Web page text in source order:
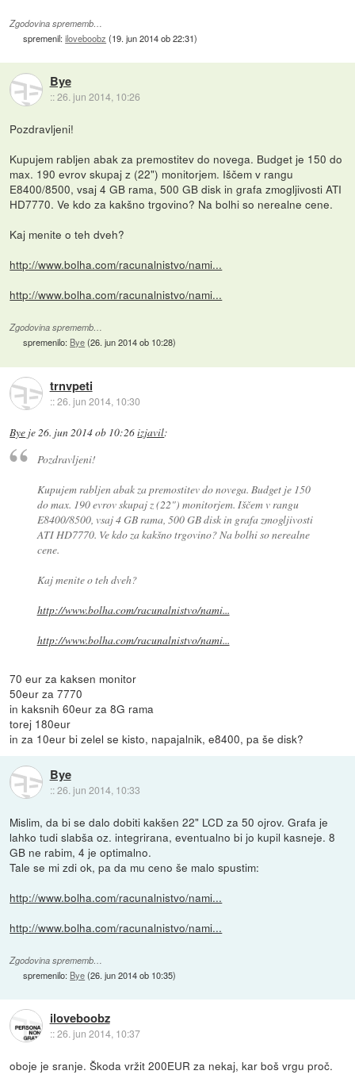
Zgodovina sprememb…
spremenil:iloveboobz (19. jun 2014 ob 22:31)
Bye
::26. jun 2014, 10:26
Pozdravljeni!
Kupujem rabljen abak za premostitev do novega. Budget je 150 do
max. 190 evrov skupaj z (22") monitorjem. Iščem v rangu
E8400/8500, vsaj 4 GB rama, 500 GB disk in grafa zmogljivosti ATI
HD7770. Ve kdo za kakšno trgovino? Na bolhi so nerealne cene.
Kaj menite o teh dveh?
http://www.bolha.com/racunalnistvo/nami...
http://www.bolha.com/racunalnistvo/nami...
Zgodovina sprememb…
spremenilo: Bye(26. jun 2014 ob 10:28)
trnvpeti
::26. jun 2014, 10:30
Bye je26. jun 2014 ob 10:26izjavil:
Pozdravljeni!
Kupujem rabljen abak za premostitev do novega. Budget je 150
do max. 190 evrov skupaj z (22") monitorjem. Iščem v rangu
E8400/8500, vsaj 4 GB rama, 500 GB disk in grafa zmogljivosti
ATI HD7770. Ve kdo za kakšno trgovino? Na bolhi so nerealne
cene.
Kaj menite o teh dveh?
http://www.bolha.com/racunalnistvo/nami...
http://www.bolha.com/racunalnistvo/nami...
70 eur za kaksen monitor
50eur za 7770
in kaksnih 60eur za 8G rama
torej 180eur
in za 10eur bi zelel se kisto, napajalnik, e8400, pa še disk?
Bye
::26. jun 2014, 10:33
Mislim, da bi se dalo dobiti kakšen 22" LCD za 50 ojrov. Grafa je
lahko tudi slabša oz. integrirana, eventualno bi jo kupil kasneje. 8
GB ne rabim, 4 je optimalno.
Tale se mi zdi ok, pa da mu ceno še malo spustim:
http://www.bolha.com/racunalnistvo/nami...
http://www.bolha.com/racunalnistvo/nami...
Zgodovina sprememb…
spremenilo: Bye(26. jun 2014 ob 10:35)
iloveboobz
::26. jun 2014, 10:37
oboje je sranje. Škoda vržit 200EUR za nekaj, kar boš vrgu proč.